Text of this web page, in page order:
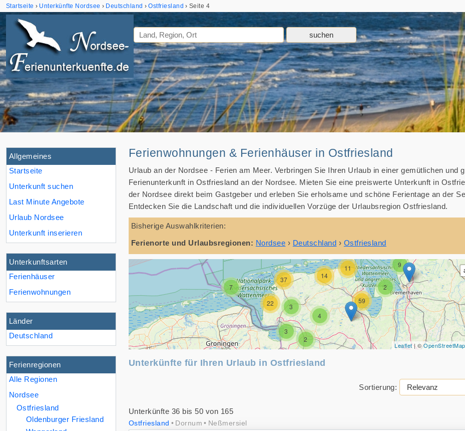
Startseite Unterkünfte Nordsee Deutschland Ostfriesland Seite 4
Allgemeines
Startseite
Unterkunft suchen
Last Minute Angebote
Urlaub Nordsee
Unterkunft inserieren
Unterkunftsarten
Ferienhäuser
Ferienwohnungen
Länder
Deutschland
Ferienregionen
Alle Regionen
Nordsee
Ostfriesland
Oldenburger Friesland
Ferienwohnungen & Ferienhäuser in Ostfriesland
Urlaub an der Nordsee - Ferien am Meer. Verbringen Sie Ihren Urlaub in einer gemütlichen und
Ferienunterkunft in Ostfriesland an der Nordsee. Mieten Sie eine preiswerte Unterkunft in
der Nordsee direkt beim Gastgeber und erleben Sie erholsame und schöne Ferientage an der
Entdecken Sie die Landschaft und die individuellen Vorzüge der Urlaubsregion Ostfriesland.
Bisherige Auswahlkriterien:
Ferienorte und Urlaubsregionen: Nordsee › Deutschland › Ostfriesland
11
2
59
2
3
14
4
7
3
37
22
9
15
18
Leaflet| ©OpenStreetMap
Unterkünfte für Ihren Urlaub in Ostfriesland
Sortierung:
Unterkünfte 36 bis 50 von 165
Ostfriesland Dornum Neßmersiel